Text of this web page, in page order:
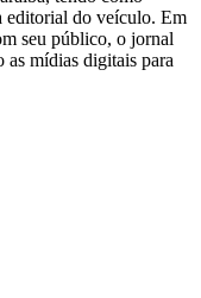
editorial do veículo. Em
seu público, o jornal
mídias digitais para